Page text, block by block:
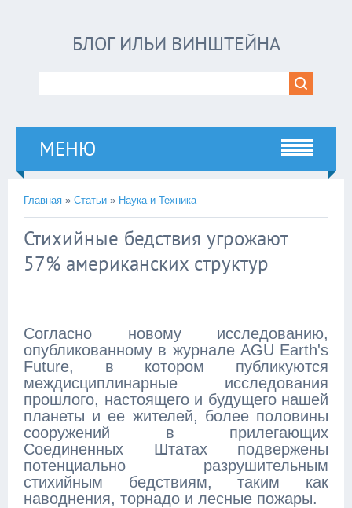
БЛОГ ИЛЬИ ВИНШТЕЙНА
МЕНЮ
Главная » Статьи » Наука и Техника
Стихийные бедствия угрожают
57% американских структур
Согласно новому исследованию,
опубликованному в журнале AGU Earth's
Future, в котором публикуются
междисциплинарные исследования
прошлого, настоящего и будущего нашей
планеты и ее жителей, более половины
сооружений в прилегающих
Соединенных Штатах подвержены
потенциально разрушительным
стихийным бедствиям, таким как
наводнения, торнадо и лесные пожары.